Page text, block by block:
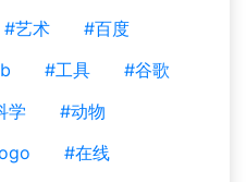
#艺术
#百度
#工具
#谷歌
学
#动物
#在线